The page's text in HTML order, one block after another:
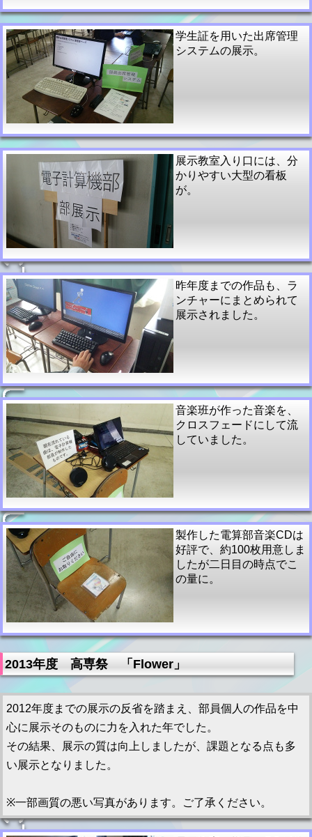
学生証を用いた出席管理
システムの展示。
展示教室入り口には、分
かりやすい大型の看板
が。
昨年度までの作品も、ラ
ンチャーにまとめられて
展示されました。
音楽班が作った音楽を、
クロスフェードにして流
していました。
製作した電算部音楽CDは
好評で、約100枚用意しま
したが二日目の時点でこ
の量に。
2013年度 高専祭 「Flower」
2012年度までの展示の反省を踏まえ、部員個人の作品を中
心に展示そのものに力を入れた年でした。
その結果、展示の質は向上しましたが、課題となる点も多
い展示となりました。
※一部画質の悪い写真があります。ご了承ください。